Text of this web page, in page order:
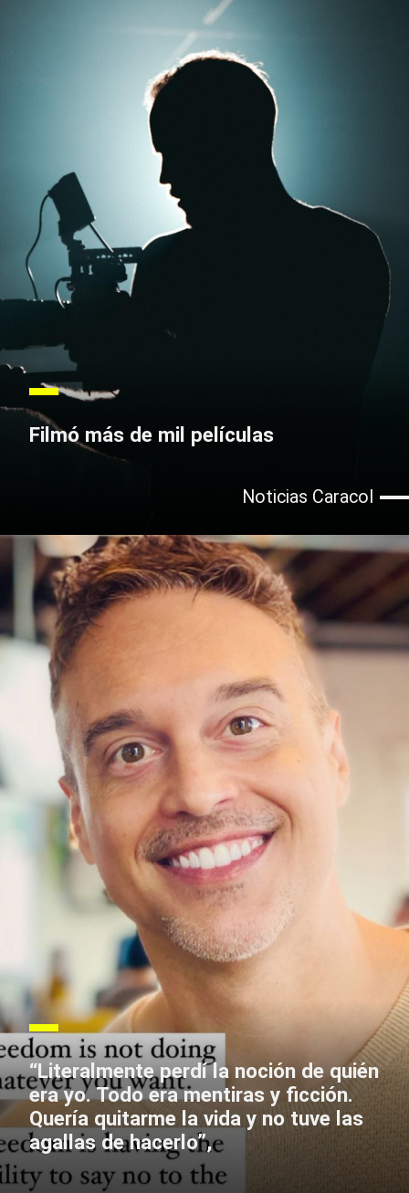
Filmó más de mil películas
Noticias Caracol
“Literalmente perdí la noción de quién
era yo. Todo era mentiras y ficción.
Quería quitarme la vida y no tuve las
agallas de hacerlo”,